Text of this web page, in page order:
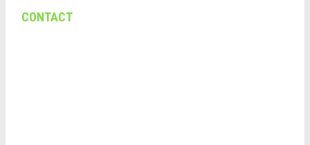
CONTACT